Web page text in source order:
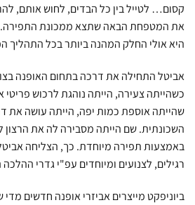
קסום… לטייל בין כל הבדים, לחוש אותם,
את המטפחת הבאה שתצא ממכונת התפירה.
היא אולי החלק המהנה ביותר בכל התהליך
אביטל התחילה את דרכה בתחום האופנה
כשהייתה צעירה, הייתה נוהגת לרכוש פריטי
שהייתה אוספת כמות יפה, הייתה עושה את
השכונתית. שם הייתה מסבירה לה את הרצון
באמצעות תפירה מיוחדת. כך, הצליחה
רגילים, לצנועים ומיוחדים עפ"י גדרי ההלכה
ביוניפקט מייצרים אביזרי אופנה חדשים מדי